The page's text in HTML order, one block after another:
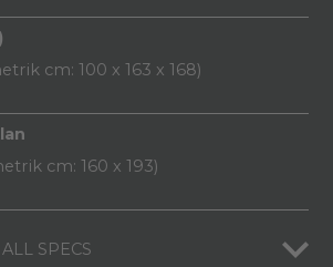
cm: 100 x 163 x 168)
cm: 160 x 193)
SPECS